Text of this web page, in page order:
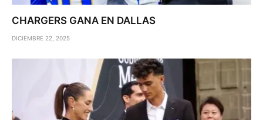
CHARGERS GANA EN DALLAS
DICIEMBRE 22, 2025